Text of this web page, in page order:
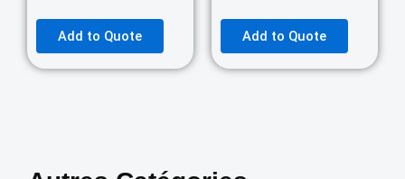
Add to Quote Add to Quote